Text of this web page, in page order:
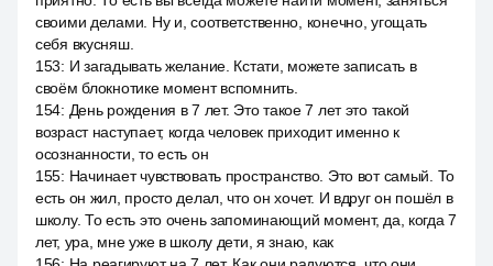
своими делами. Ну и, соответственно, конечно, угощать
себя вкусняш.
153: И загадывать желание. Кстати, можете записать в
своём блокнотике момент вспомнить.
154: День рождения в 7 лет. Это такое 7 лет это такой
возраст наступает, когда человек приходит именно к
осознанности, то есть он
155: Начинает чувствовать пространство. Это вот самый. То
есть он жил, просто делал, что он хочет. И вдруг он пошёл в
школу. То есть это очень запоминающий момент, да, когда 7
лет, ура, мне уже в школу дети, я знаю, как